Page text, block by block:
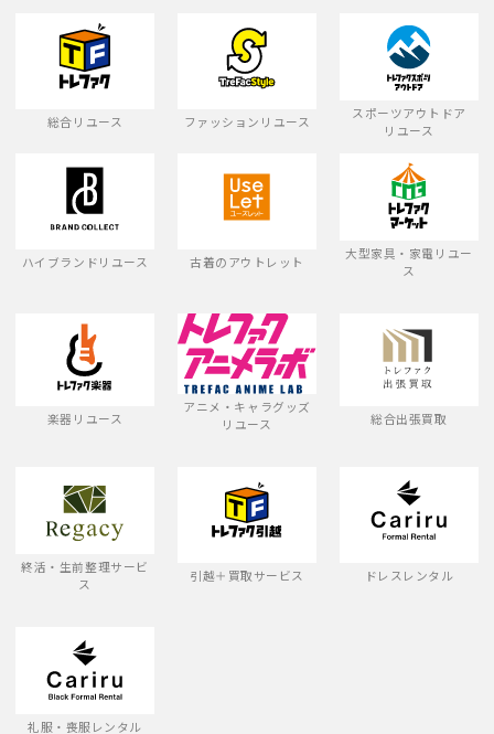
総合リユース ファッションリユース
スポーツアウトドア
リユース
ハイブランドリユース 古着のアウトレット
大型家具・家電リユー
ス
楽器リユース
アニメ・キャラグッズ
リユース
総合出張買取
終活・生前整理サービ
ス
引越＋買取サービス ドレスレンタル
礼服・喪服レンタル